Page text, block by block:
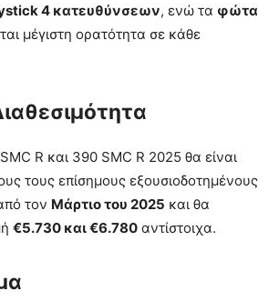
4 κατευθύνσεων, ενώ τα φώτα
μέγιστη ορατότητα σε κάθε
R και 390 SMC R 2025 θα είναι
τους επίσημους εξουσιοδοτημένους
τον Μάρτιο του 2025 και θα
€5.730 και €6.780 αντίστοιχα.